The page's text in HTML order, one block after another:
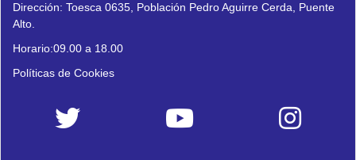
Dirección: Toesca 0635, Población Pedro Aguirre Cerda, Puente
Alto.
Horario:09.00 a 18.00
Políticas de Cookies